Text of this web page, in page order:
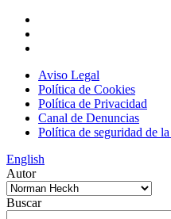
Aviso Legal
Política de Cookies
Política de Privacidad
Canal de Denuncias
Política de seguridad de
English
Autor
Buscar